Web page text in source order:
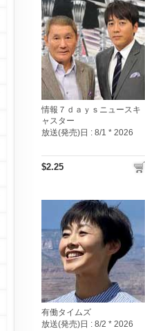
情報７ｄａｙｓニュースキ
ャスター
放送(発売)日 : 8/1 * 2026
$2.25
有働タイムズ
放送(発売)日 : 8/2 * 2026